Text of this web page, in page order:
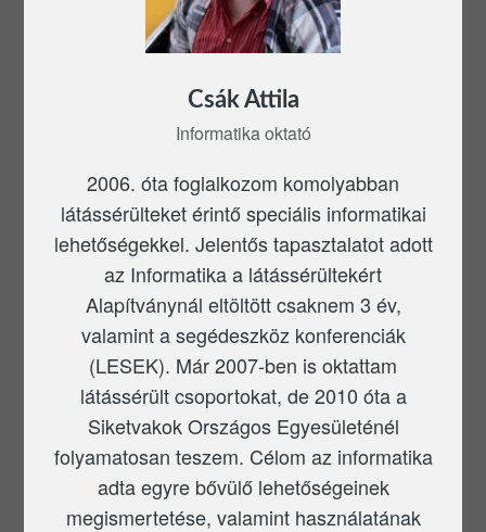
Csák Attila
Informatika oktató
2006. óta foglalkozom komolyabban
látássérülteket érintő speciális informatikai
lehetőségekkel. Jelentős tapasztalatot adott
az Informatika a látássérültekért
Alapítványnál eltöltött csaknem 3 év,
valamint a segédeszköz konferenciák
(LESEK). Már 2007-ben is oktattam
látássérült csoportokat, de 2010 óta a
Siketvakok Országos Egyesületénél
folyamatosan teszem. Célom az informatika
adta egyre bővülő lehetőségeinek
megismertetése, valamint használatának